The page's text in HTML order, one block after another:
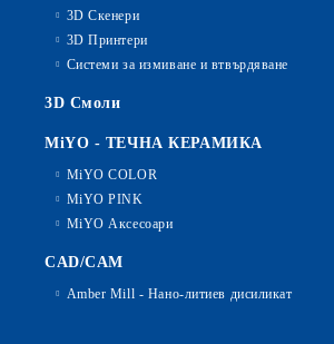
3D Скенери
3D Принтери
Системи за измиване и втвърдяване
3D Смоли
MiYO - ТЕЧНА КЕРАМИКА
MiYO COLOR
MiYO PINK
MiYO Аксесоари
CAD/CAM
Amber Mill - Нано-литиев дисиликат